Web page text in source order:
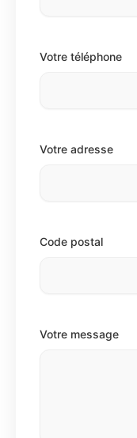
Votre téléphone
Votre adresse
Code postal
Votre message